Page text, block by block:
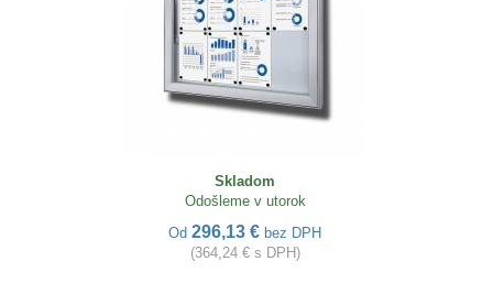
Skladom
Odošleme v utorok
Od 296,13 € bez DPH
(364,24 € s DPH)